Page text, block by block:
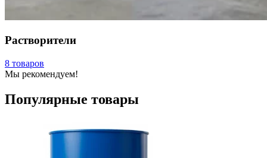
Растворители
8 товаров
Мы рекомендуем!
Популярные товары